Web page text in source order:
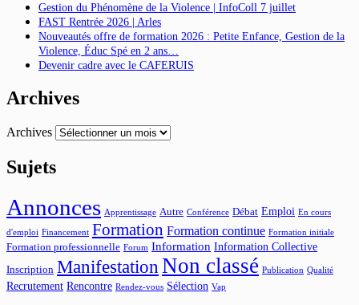
Gestion du Phénomène de la Violence | InfoColl 7 juillet
FAST Rentrée 2026 | Arles
Nouveautés offre de formation 2026 : Petite Enfance, Gestion de la
Violence, Éduc Spé en 2 ans…
Devenir cadre avec le CAFERUIS
Archives
Archives
Sujets
Annonces Apprentissage Autre Conférence Débat Emploi En cours
d'emploi Financement Formation Formation continue Formation initiale
Formation professionnelle Forum Information Information Collective
Inscription Manifestation Non classé Publication Qualité
Recrutement Rencontre Rendez-vous Sélection Vap